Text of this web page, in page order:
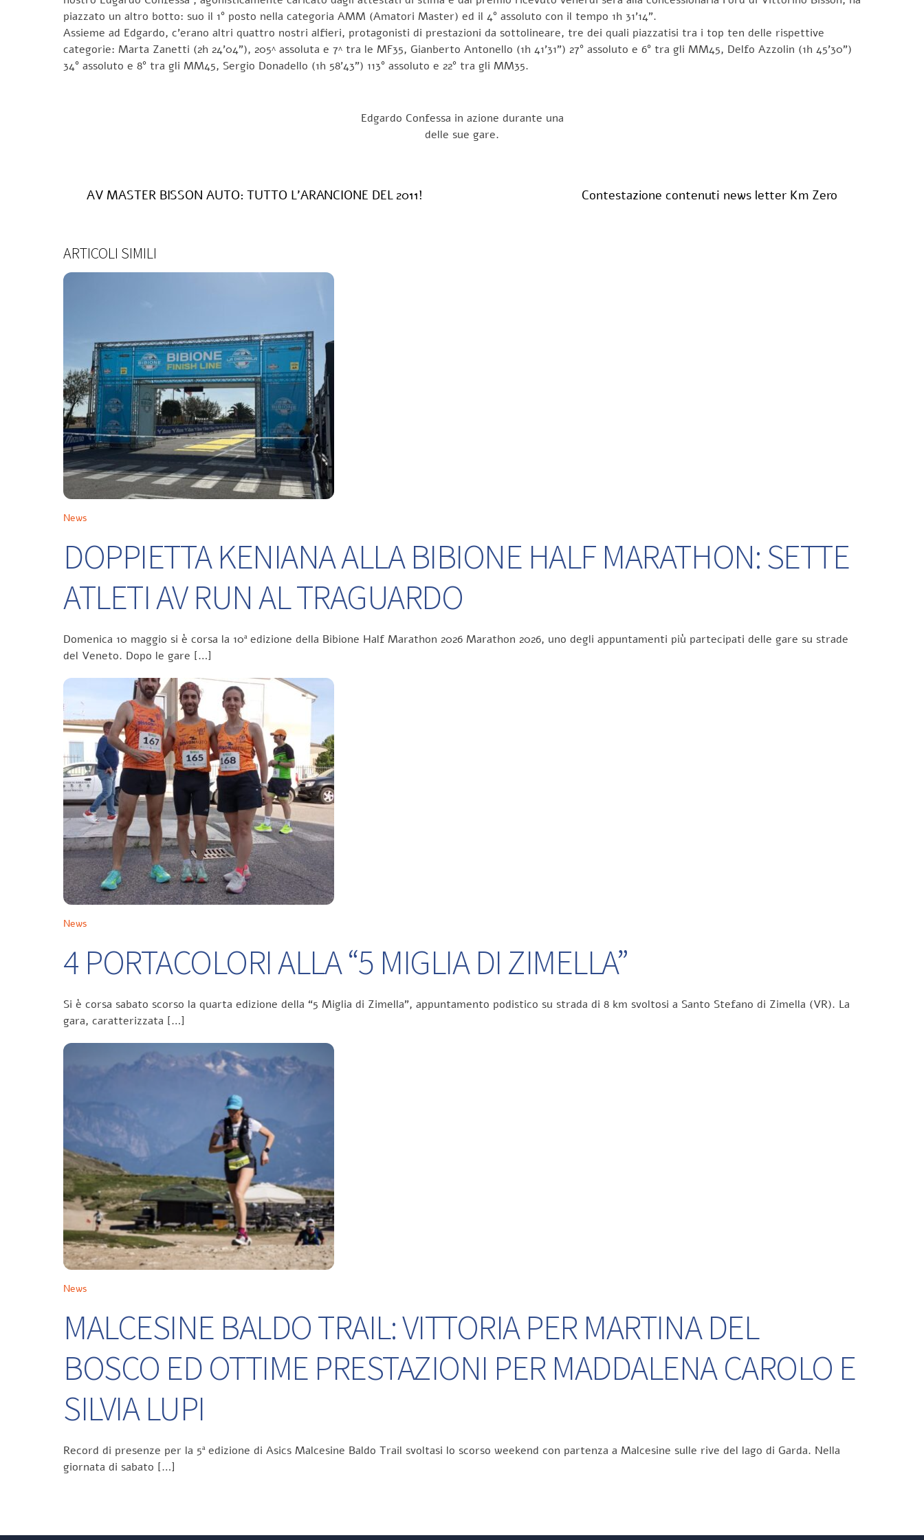
piazzato un altro botto: suo il 1° posto nella categoria AMM (Amatori Master) ed il 4° assoluto con il tempo 1h 31’14”.
Assieme ad Edgardo, c’erano altri quattro nostri alfieri, protagonisti di prestazioni da sottolineare, tre dei quali piazzatisi tra i top ten delle rispettive
categorie: Marta Zanetti (2h 24’04”), 205^ assoluta e 7^ tra le MF35, Gianberto Antonello (1h 41’31”) 27° assoluto e 6° tra gli MM45, Delfo Azzolin (1h 45’30”)
34° assoluto e 8° tra gli MM45, Sergio Donadello (1h 58’43”) 113° assoluto e 22° tra gli MM35.
Edgardo Confessa in azione durante una
delle sue gare.
AV MASTER BISSON AUTO: TUTTO L’ARANCIONE DEL 2011! Contestazione contenuti news letter Km Zero
ARTICOLI SIMILI
News
DOPPIETTA KENIANA ALLA BIBIONE HALF MARATHON: SETTE
ATLETI AV RUN AL TRAGUARDO
Domenica 10 maggio si è corsa la 10ª edizione della Bibione Half Marathon 2026 Marathon 2026, uno degli appuntamenti più partecipati delle gare su strade
del Veneto. Dopo le gare […]
News
4 PORTACOLORI ALLA “5 MIGLIA DI ZIMELLA”
Si è corsa sabato scorso la quarta edizione della “5 Miglia di Zimella”, appuntamento podistico su strada di 8 km svoltosi a Santo Stefano di Zimella (VR). La
gara, caratterizzata […]
News
MALCESINE BALDO TRAIL: VITTORIA PER MARTINA DEL
BOSCO ED OTTIME PRESTAZIONI PER MADDALENA CAROLO E
SILVIA LUPI
Record di presenze per la 5ª edizione di Asics Malcesine Baldo Trail svoltasi lo scorso weekend con partenza a Malcesine sulle rive del lago di Garda. Nella
giornata di sabato […]